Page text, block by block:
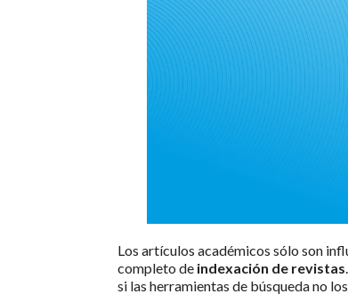
Los artículos académicos sólo son
completo de indexación de revistas
si las herramientas de búsqueda no